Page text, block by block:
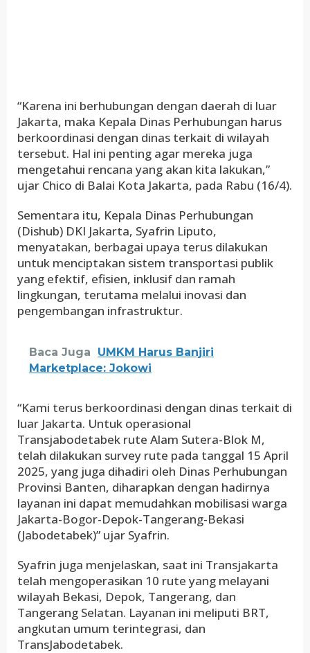
“Karena ini berhubungan dengan daerah di luar
Jakarta, maka Kepala Dinas Perhubungan harus
berkoordinasi dengan dinas terkait di wilayah
tersebut. Hal ini penting agar mereka juga
mengetahui rencana yang akan kita lakukan,”
ujar Chico di Balai Kota Jakarta, pada Rabu (16/4).
Sementara itu, Kepala Dinas Perhubungan
(Dishub) DKI Jakarta, Syafrin Liputo,
menyatakan, berbagai upaya terus dilakukan
untuk menciptakan sistem transportasi publik
yang efektif, efisien, inklusif dan ramah
lingkungan, terutama melalui inovasi dan
pengembangan infrastruktur.
Baca Juga
UMKM Harus Banjiri
Marketplace: Jokowi
“Kami terus berkoordinasi dengan dinas terkait di
luar Jakarta. Untuk operasional
Transjabodetabek rute Alam Sutera-Blok M,
telah dilakukan survey rute pada tanggal 15 April
2025, yang juga dihadiri oleh Dinas Perhubungan
Provinsi Banten, diharapkan dengan hadirnya
layanan ini dapat memudahkan mobilisasi warga
Jakarta-Bogor-Depok-Tangerang-Bekasi
(Jabodetabek)” ujar Syafrin.
Syafrin juga menjelaskan, saat ini Transjakarta
telah mengoperasikan 10 rute yang melayani
wilayah Bekasi, Depok, Tangerang, dan
Tangerang Selatan. Layanan ini meliputi BRT,
angkutan umum terintegrasi, dan
TransJabodetabek.